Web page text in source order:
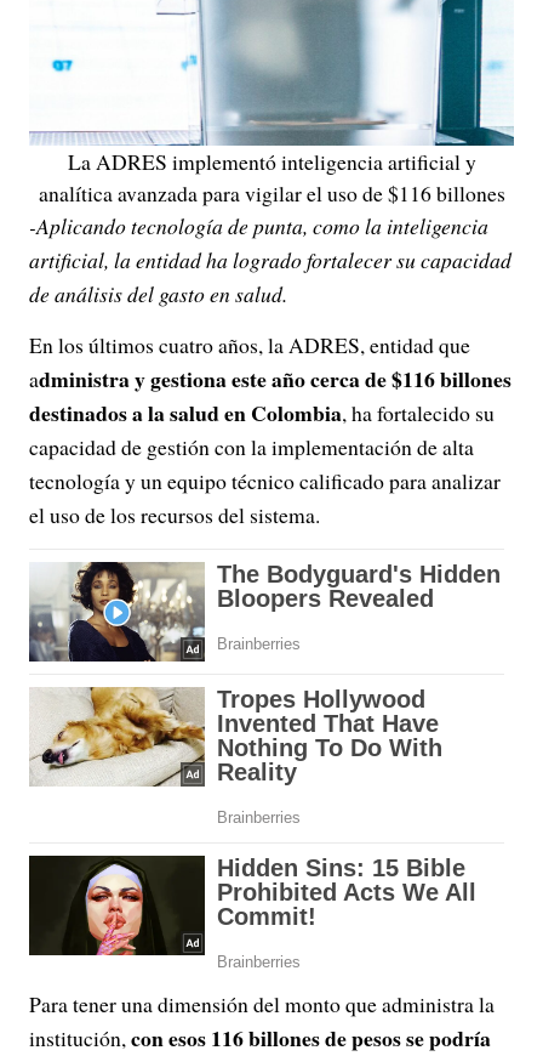
La ADRES implementó inteligencia artificial y
analítica avanzada para vigilar el uso de $116 billones
-Aplicando tecnología de punta, como la inteligencia
artificial, la entidad ha logrado fortalecer su capacidad
de análisis del gasto en salud.
En los últimos cuatro años, la ADRES, entidad que
administra y gestiona este año cerca de $116 billones
destinados a la salud en Colombia, ha fortalecido su
capacidad de gestión con la implementación de alta
tecnología y un equipo técnico calificado para analizar
el uso de los recursos del sistema.
Para tener una dimensión del monto que administra la
institución,con esos 116 billones de pesos se podría